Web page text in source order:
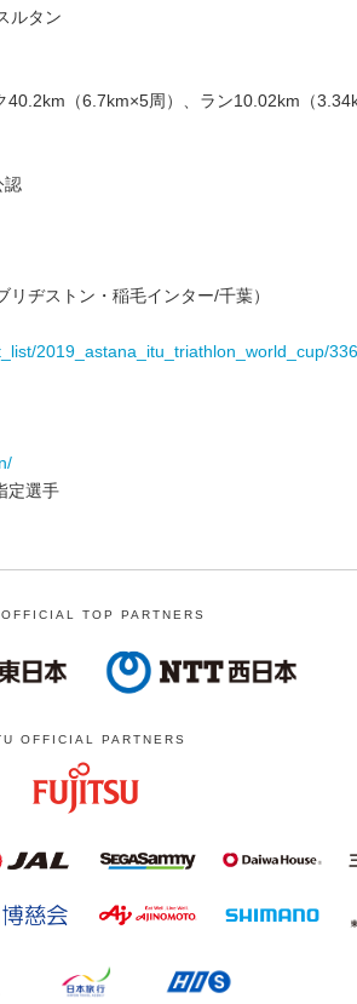
ルタン
40.2km（6.7km×5周）、ラン10.02km（
認
リヂストン・稲毛インター/千葉）
2019_astana_itu_triathlon_world_cup/
定選手
TOP PARTNERS
OFFICIAL PARTNERS